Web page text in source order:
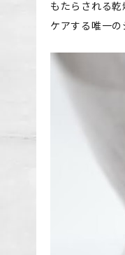
もたらされる乾
ケアする唯一